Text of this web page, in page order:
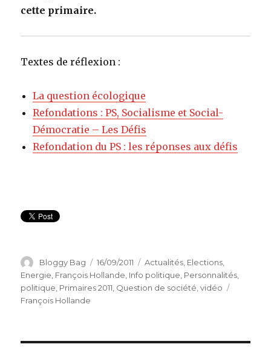
cette primaire.
Textes de réflexion :
La question écologique
Refondations : PS, Socialisme et Social-
Démocratie – Les Défis
Refondation du PS : les réponses aux défis
Auteur
Bloggy Bag
Publié
le
16/09/2011 Catégories
Actualités Elections
Energie François Hollande Info politique Personnalités
politique Primaires 2011 Question de société ,vidéo
François Hollande